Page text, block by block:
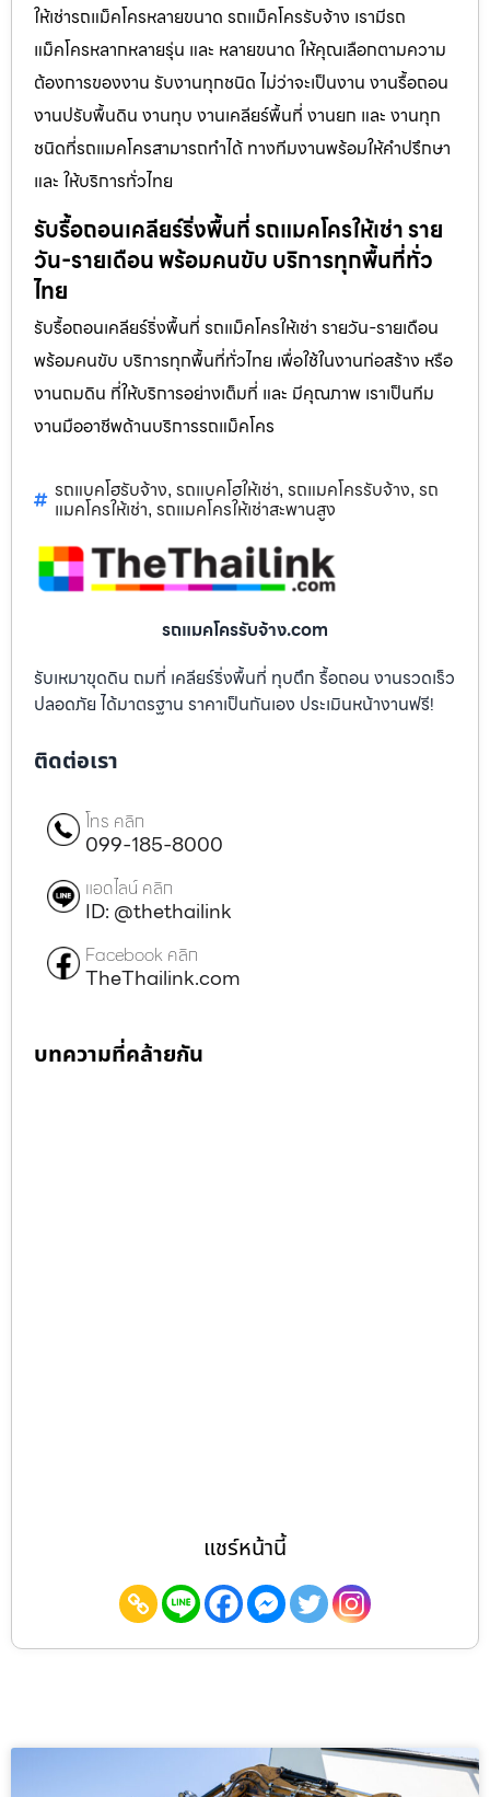
ให้เช่ารถแม็คโครหลายขนาด รถแม็คโครรับจ้าง เรามีรถ
แม็คโครหลากหลายรุ่น และ หลายขนาด ให้คุณเลือกตามความ
ต้องการของงาน รับงานทุกชนิด ไม่ว่าจะเป็นงาน งานรื้อถอน
งานปรับพื้นดิน งานทุบ งานเคลียร์พื้นที่ งานยก และ งานทุก
ชนิดที่รถแมคโครสามารถทำได้ ทางทีมงานพร้อมให้คำปรึกษา
และ ให้บริการทั่วไทย
รับรื้อถอนเคลียร์ริ่งพื้นที่ รถแมคโครให้เช่า ราย
วัน-รายเดือน พร้อมคนขับ บริการทุกพื้นที่ทั่ว
ไทย
รับรื้อถอนเคลียร์ริ่งพื้นที่ รถแม็คโครให้เช่า รายวัน-รายเดือน
พร้อมคนขับ บริการทุกพื้นที่ทั่วไทย เพื่อใช้ในงานก่อสร้าง หรือ
งานถมดิน ที่ให้บริการอย่างเต็มที่ และ มีคุณภาพ เราเป็นทีม
งานมืออาชีพด้านบริการรถแม็คโคร
รถแบคโฮรับจ้าง, รถแบคโฮให้เช่า, รถแมคโครรับจ้าง, รถ
แมคโครให้เช่า, รถแมคโครให้เช่าสะพานสูง
รถแมคโครรับจ้าง.com
รับเหมาขุดดิน ถมที่ เคลียร์ริ่งพื้นที่ ทุบตึก รื้อถอน งานรวดเร็ว
ปลอดภัย ได้มาตรฐาน ราคาเป็นกันเอง ประเมินหน้างานฟรี!
ติดต่อเรา
โทร คลิก
099-185-8000
แอดไลน์ คลิก
ID: @thethailink
Facebook คลิก
TheThailink.com
บทความที่คล้ายกัน
แชร์หน้านี้